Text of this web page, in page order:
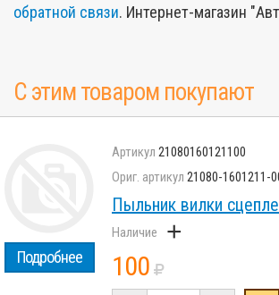
обратной связи. Интернет-магазин
С этим товаром покупают
Подробнее
21080160121100
21080-1601211-
Пыльник вилки
+
100